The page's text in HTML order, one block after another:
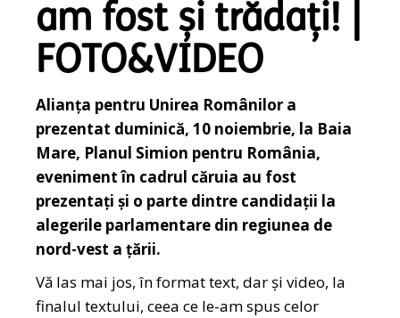
am fost și trădați! |
FOTO&VIDEO
Alianța pentru Unirea Românilor a
prezentat duminică, 10 noiembrie, la Baia
Mare, Planul Simion pentru România,
eveniment în cadrul căruia au fost
prezentați și o parte dintre candidații la
alegerile parlamentare din regiunea de
nord-vest a țării.
Vă las mai jos, în format text, dar și video, la
finalul textului, ceea ce le-am spus celor